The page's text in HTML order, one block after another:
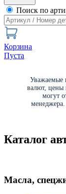
Поиск по
Корзина
Пуста
Уважаемые
валют, цены
могут
Каталог
Масла,